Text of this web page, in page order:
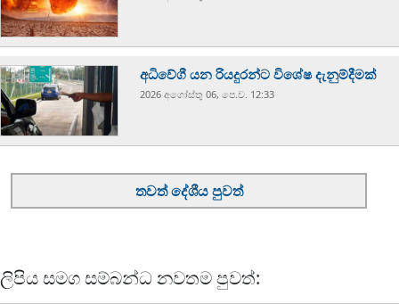
අධිවේගී යන රියදුරන්ට විශේෂ දැනුම්දීමක්
2026 අගෝස්‍තු 06, පෙ.ව. 12:33
තවත් දේශීය පුවත්
ලිපිය සමග සම්බන්ධ නවතම පුවත්: